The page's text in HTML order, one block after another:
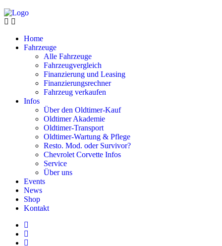
Home
Fahrzeuge
Alle Fahrzeuge
Fahrzeugvergleich
Finanzierung und Leasing
Finanzierungsrechner
Fahrzeug verkaufen
Infos
Über den Oldtimer-Kauf
Oldtimer Akademie
Oldtimer-Transport
Oldtimer-Wartung & Pflege
Resto. Mod. oder Survivor?
Chevrolet Corvette Infos
Service
Über uns
Events
News
Shop
Kontakt